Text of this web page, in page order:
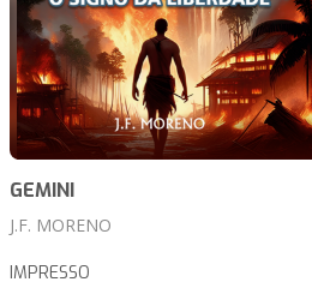
GEMINI
J.F. MORENO
IMPRESSO